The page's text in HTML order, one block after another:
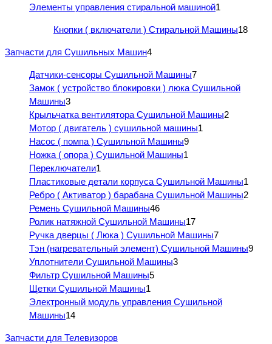
Элементы управления стиральной машиной1
Кнопки ( включатели ) Стиральной Машины18
Запчасти для Сушильных Машин4
Датчики-сенсоры Сушильной Машины7
Замок ( устройство блокировки ) люка Сушильной
Машины3
Крыльчатка вентилятора Сушильной Машины2
Мотор ( двигатель ) сушильной машины1
Насос ( помпа ) Сушильной Машины9
Ножка ( опора ) Сушильной Машины1
Переключатели1
Пластиковые детали корпуса Сушильной Машины1
Ребро ( Активатор ) барабана Сушильной Машины2
Ремень Сушильной Машины46
Ролик натяжной Сушильной Машины17
Ручка дверцы ( Люка ) Сушильной Машины7
Тэн (нагревательный элемент) Сушильной Машины9
Уплотнители Сушильной Машины3
Фильтр Сушильной Машины5
Щетки Сушильной Машины1
Электронный модуль управления Сушильной
Машины14
Запчасти для Телевизоров